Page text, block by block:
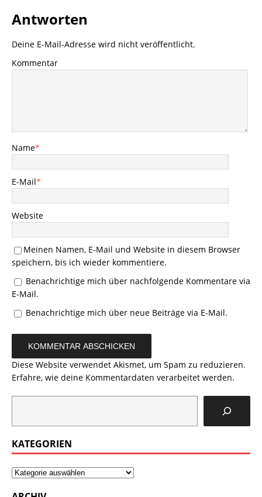
Antworten
Deine E-Mail-Adresse wird nicht veröffentlicht.
Kommentar
Name*
E-Mail*
Website
Meinen Namen, E-Mail und Website in diesem Browser
speichern, bis ich wieder kommentiere.
Benachrichtige mich über nachfolgende Kommentare via
E-Mail.
Benachrichtige mich über neue Beiträge via E-Mail.
Diese Website verwendet Akismet, um Spam zu reduzieren.
Erfahre, wie deine Kommentardaten verarbeitet werden.
KATEGORIEN